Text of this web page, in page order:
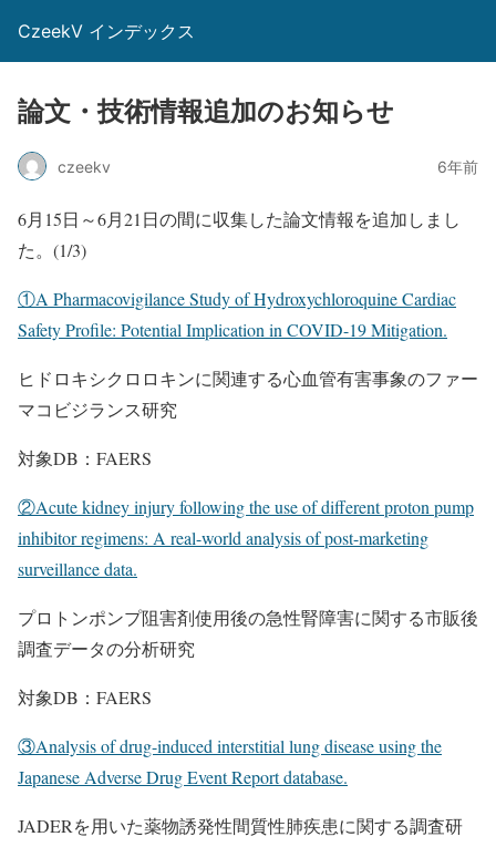
CzeekV インデックス
論文・技術情報追加のお知らせ
czeekv 6年前
6月15日～6月21日の間に収集した論文情報を追加しまし
た。(1/3)
①A Pharmacovigilance Study of Hydroxychloroquine Cardiac
Safety Profile: Potential Implication in COVID-19 Mitigation.
ヒドロキシクロロキンに関連する心血管有害事象のファー
マコビジランス研究
対象DB：FAERS
②Acute kidney injury following the use of different proton pump
inhibitor regimens: A real-world analysis of post-marketing
surveillance data.
プロトンポンプ阻害剤使用後の急性腎障害に関する市販後
調査データの分析研究
対象DB：FAERS
③Analysis of drug-induced interstitial lung disease using the
Japanese Adverse Drug Event Report database.
JADERを用いた薬物誘発性間質性肺疾患に関する調査研